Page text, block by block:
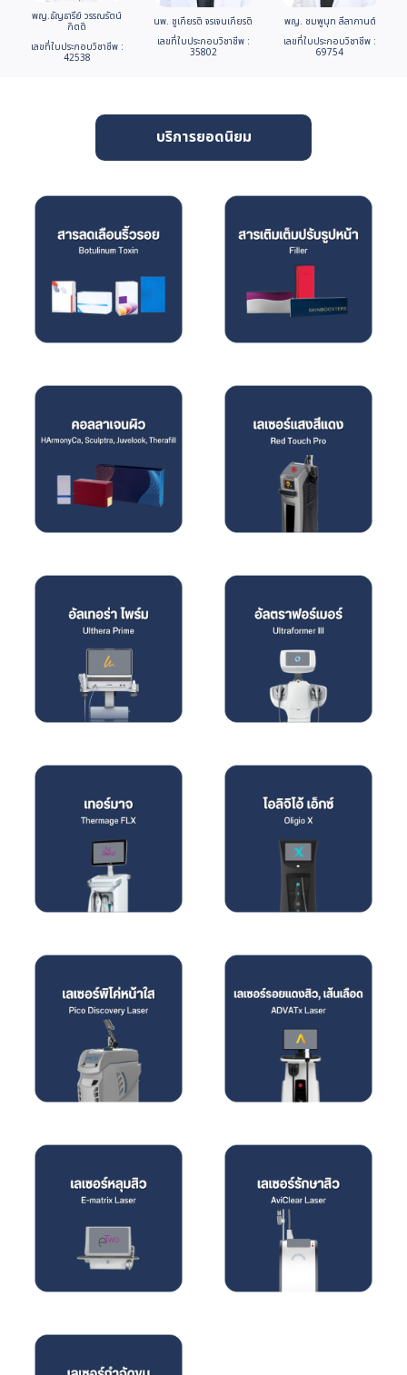
พญ.ธัญธารีย์ วรรณรัตน์
กิตติ
เลขที่ใบประกอบวิชาชีพ :
42538
นพ. ชูเกียรติ จรเจนเกียรติ
เลขที่ใบประกอบวิชาชีพ :
35802
พญ. ชมพูนุท ลีลากานต์
เลขที่ใบประกอบวิชาชีพ :
69754
บริการยอดนิยม